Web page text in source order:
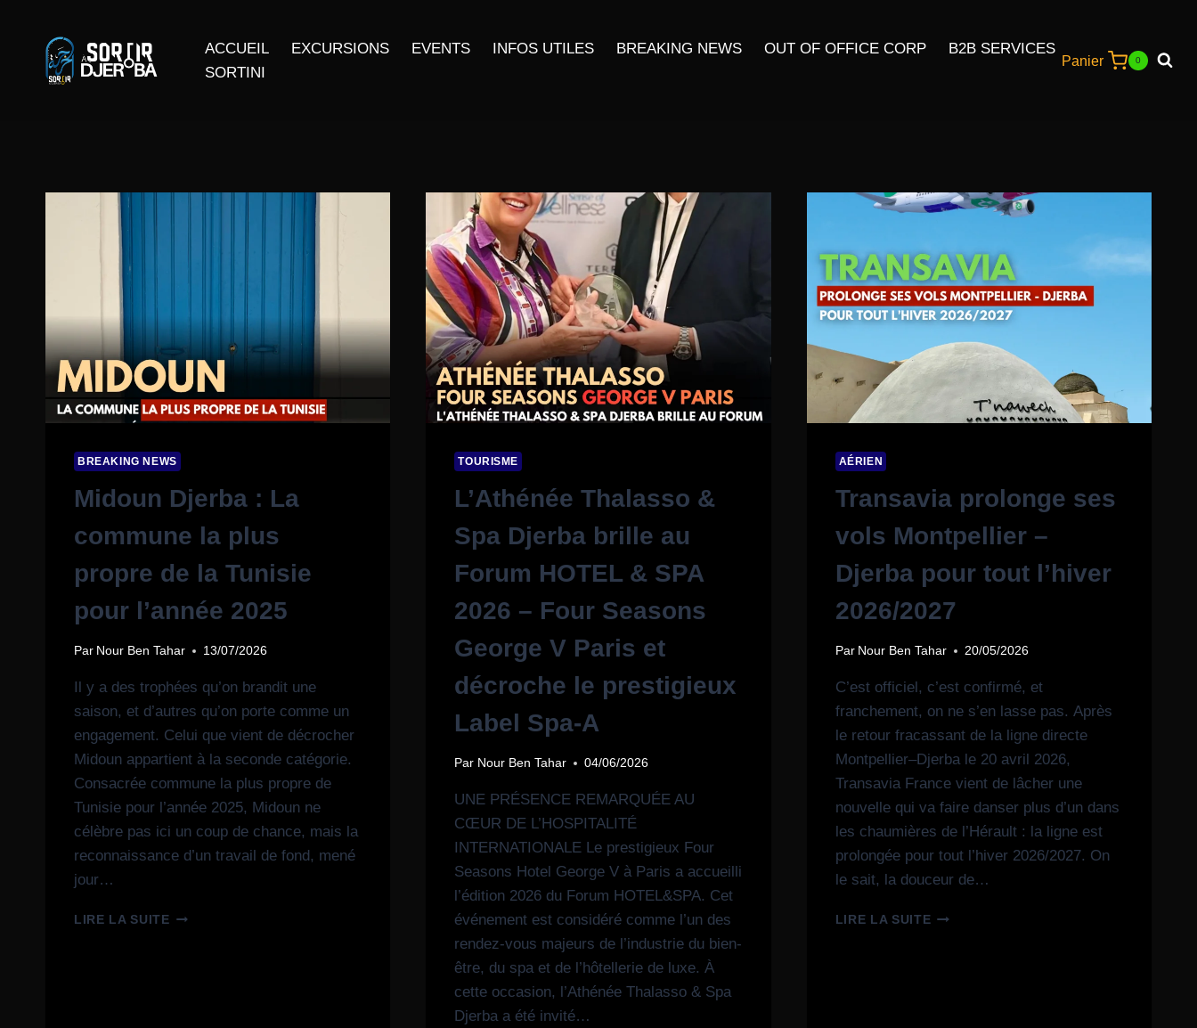
ACCUEIL EXCURSIONS EVENTS INFOS UTILES BREAKING NEWS OUT OF OFFICE CORP
B2B SERVICES
SORTINI
Panier 0
BREAKING NEWS
Midoun Djerba : La
commune la plus
propre de la Tunisie
pour l’année 2025
Par Nour Ben Tahar 13/07/2026
Il y a des trophées qu’on brandit une
saison, et d’autres qu’on porte comme un
engagement. Celui que vient de décrocher
Midoun appartient à la seconde catégorie.
Consacrée commune la plus propre de
Tunisie pour l’année 2025, Midoun ne
célèbre pas ici un coup de chance, mais la
reconnaissance d’un travail de fond, mené
jour…
LIRE LA SUITE
TOURISME
L’Athénée Thalasso &
Spa Djerba brille au
Forum HOTEL & SPA
2026 – Four Seasons
George V Paris et
décroche le prestigieux
Label Spa-A
Par Nour Ben Tahar 04/06/2026
UNE PRÉSENCE REMARQUÉE AU
CŒUR DE L’HOSPITALITÉ
INTERNATIONALE Le prestigieux Four
Seasons Hotel George V à Paris a accueilli
l’édition 2026 du Forum HOTEL&SPA. Cet
événement est considéré comme l’un des
rendez-vous majeurs de l’industrie du bien-
être, du spa et de l’hôtellerie de luxe. À
cette occasion, l’Athénée Thalasso & Spa
Djerba a été invité…
AÉRIEN
Transavia prolonge ses
vols Montpellier –
Djerba pour tout l’hiver
2026/2027
Par Nour Ben Tahar 20/05/2026
C’est officiel, c’est confirmé, et
franchement, on ne s’en lasse pas. Après
le retour fracassant de la ligne directe
Montpellier–Djerba le 20 avril 2026,
Transavia France vient de lâcher une
nouvelle qui va faire danser plus d’un dans
les chaumières de l’Hérault : la ligne est
prolongée pour tout l’hiver 2026/2027. On
le sait, la douceur de…
LIRE LA SUITE